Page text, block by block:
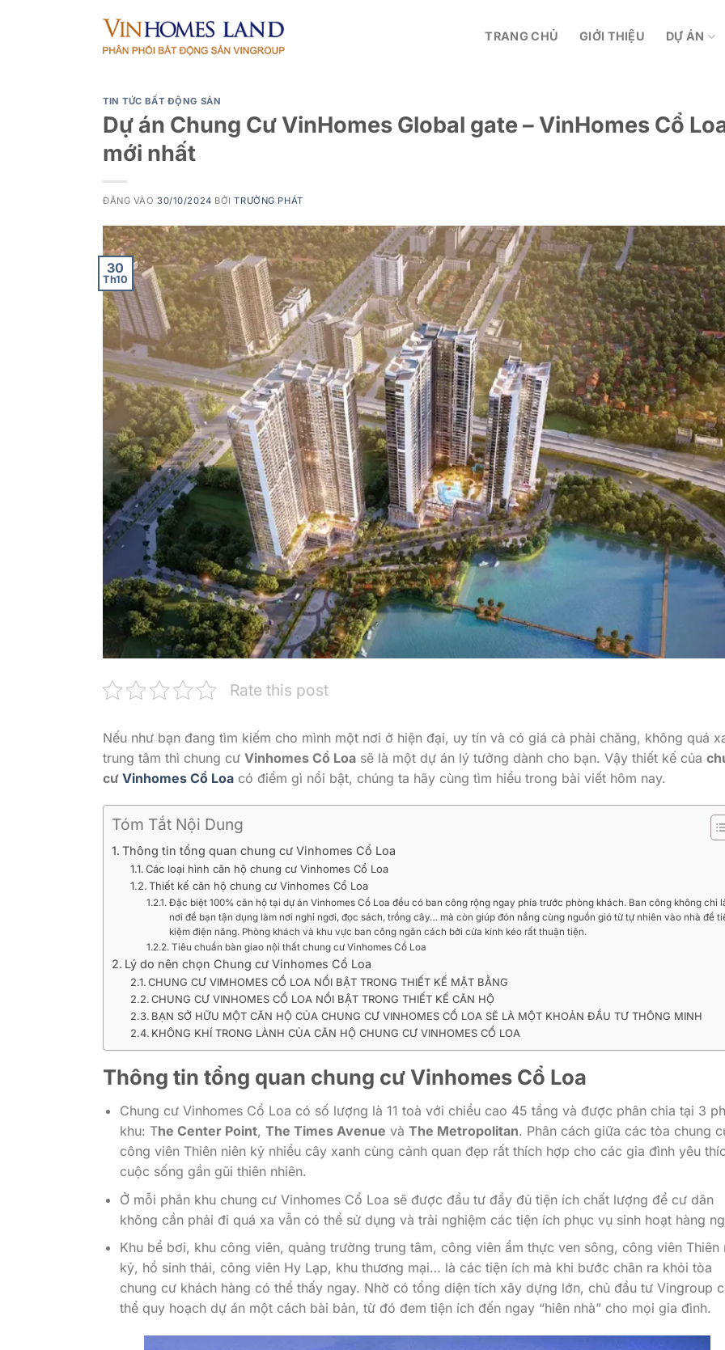
TRANG CHỦ GIỚI THIỆU DỰ ÁN
TIN TỨC BẤT ĐỘNG SẢN
Dự án Chung Cư VinHomes Global gate – VinHomes Cổ
mới nhất
ĐĂNG VÀO30/10/2024 BỞITRƯỜNG PHÁT
30
Th10
Rate this post
Nếu như bạn đang tìm kiếm cho mình một nơi ở hiện đại, uy tín và có giá cả phải chăng, không quá
trung tâm thì chung cư Vinhomes Cổ Loa sẽ là một dự án lý tưởng dành cho bạn. Vậy thiết kế của
cư Vinhomes Cổ Loa có điểm gì nổi bật, chúng ta hãy cùng tìm hiểu trong bài viết hôm nay.
Tóm Tắt Nội Dung
Thông tin tổng quan chung cư Vinhomes Cổ Loa
Các loại hình căn hộ chung cư Vinhomes Cổ Loa
Thiết kế căn hộ chung cư Vinhomes Cổ Loa
Đặc biệt 100% căn hộ tại dự án Vinhomes Cổ Loa đều có ban công rộng ngay phía trước phòng khách. Ban công không chỉ
nơi để bạn tận dụng làm nơi nghỉ ngơi, đọc sách, trồng cây… mà còn giúp đón nắng cùng nguồn gió từ tự nhiên vào nhà để
kiệm điện năng. Phòng khách và khu vực ban công ngăn cách bởi cửa kính kéo rất thuận tiện.
Tiêu chuẩn bàn giao nội thất chung cư Vinhomes Cổ Loa
Lý do nên chọn Chung cư Vinhomes Cổ Loa
CHUNG CƯ VIMHOMES CỔ LOA NỔI BẬT TRONG THIẾT KẾ MẶT BẰNG
CHUNG CƯ VINHOMES CỔ LOA NỔI BẬT TRONG THIẾT KẾ CĂN HỘ
BẠN SỞ HỮU MỘT CĂN HỘ CỦA CHUNG CƯ VINHOMES CỔ LOA SẼ LÀ MỘT KHOẢN ĐẦU TƯ THÔNG MINH
KHÔNG KHÍ TRONG LÀNH CỦA CĂN HỘ CHUNG CƯ VINHOMES CỔ LOA
Thông tin tổng quan chung cư Vinhomes Cổ Loa
Chung cư Vinhomes Cổ Loa có số lượng là 11 toà với chiều cao 45 tầng và được phân chia tại 3
khu: The Center Point, The Times Avenue và The Metropolitan. Phân cách giữa các tòa chung
công viên Thiên niên kỷ nhiều cây xanh cùng cảnh quan đẹp rất thích hợp cho các gia đình yêu
cuộc sống gần gũi thiên nhiên.
Ở mỗi phân khu chung cư Vinhomes Cổ Loa sẽ được đầu tư đầy đủ tiện ích chất lượng để cư dân
không cần phải đi quá xa vẫn có thể sử dụng và trải nghiệm các tiện ích phục vụ sinh hoạt hàng
Khu bể bơi, khu công viên, quảng trường trung tâm, công viên ẩm thực ven sông, công viên Thiên
kỷ, hồ sinh thái, công viên Hy Lạp, khu thương mại… là các tiện ích mà khi bước chân ra khỏi tòa
chung cư khách hàng có thể thấy ngay. Nhờ có tổng diện tích xây dựng lớn, chủ đầu tư Vingroup
thể quy hoạch dự án một cách bài bản, từ đó đem tiện ích đến ngay “hiên nhà” cho mọi gia đình.